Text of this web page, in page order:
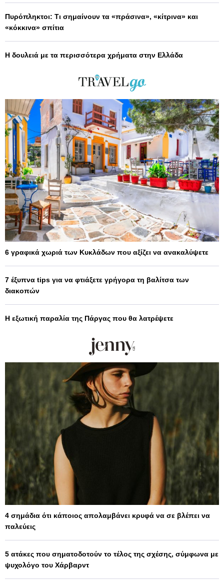
Πυρόπληκτοι: Τι σημαίνουν τα «πράσινα», «κίτρινα» και
«κόκκινα» σπίτια
Η δουλειά με τα περισσότερα χρήματα στην Ελλάδα
6 γραφικά χωριά των Κυκλάδων που αξίζει να ανακαλύψετε
7 έξυπνα tips για να φτιάξετε γρήγορα τη βαλίτσα των
διακοπών
Η εξωτική παραλία της Πάργας που θα λατρέψετε
4 σημάδια ότι κάποιος απολαμβάνει κρυφά να σε βλέπει να
παλεύεις
5 ατάκες που σηματοδοτούν το τέλος της σχέσης, σύμφωνα με
ψυχολόγο του Χάρβαρντ